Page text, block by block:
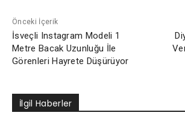
Önceki İçerik
İsveçli Instagram Modeli 1
Metre Bacak Uzunluğu İle
Görenleri Hayrete Düşürüyor
İlgil Haberler